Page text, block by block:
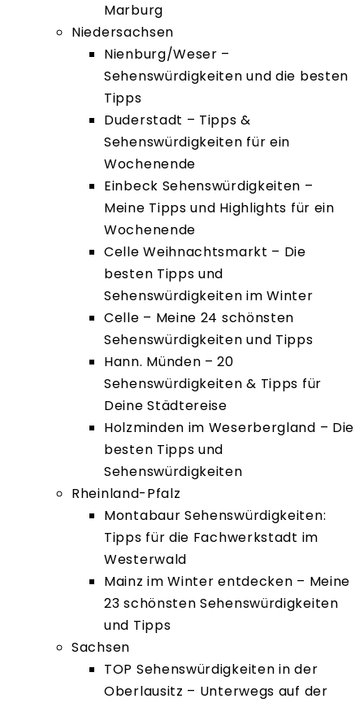
Marburg
Niedersachsen
Nienburg/Weser –
Sehenswürdigkeiten und die besten
Tipps
Duderstadt – Tipps &
Sehenswürdigkeiten für ein
Wochenende
Einbeck Sehenswürdigkeiten –
Meine Tipps und Highlights für ein
Wochenende
Celle Weihnachtsmarkt – Die
besten Tipps und
Sehenswürdigkeiten im Winter
Celle – Meine 24 schönsten
Sehenswürdigkeiten und Tipps
Hann. Münden – 20
Sehenswürdigkeiten & Tipps für
Deine Städtereise
Holzminden im Weserbergland – Die
besten Tipps und
Sehenswürdigkeiten
Rheinland-Pfalz
Montabaur Sehenswürdigkeiten:
Tipps für die Fachwerkstadt im
Westerwald
Mainz im Winter entdecken – Meine
23 schönsten Sehenswürdigkeiten
und Tipps
Sachsen
TOP Sehenswürdigkeiten in der
Oberlausitz – Unterwegs auf der